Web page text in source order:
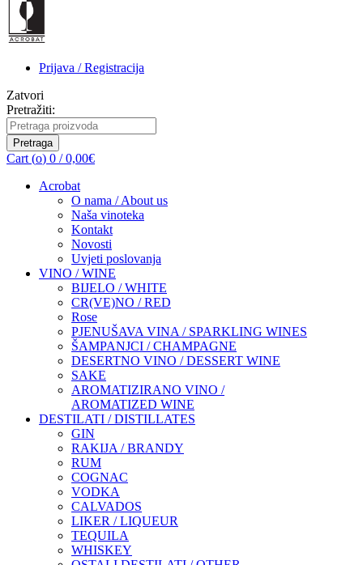
Prijava / Registracija
Zatvori
Pretražiti:
Pretraga
Cart (o) 0 / 0,00€
Acrobat
O nama / About us
Naša vinoteka
Kontakt
Novosti
Uvjeti poslovanja
VINO / WINE
BIJELO / WHITE
CR(VE)NO / RED
Rose
PJENUŠAVA VINA / SPARKLING WINES
ŠAMPANJCI / CHAMPAGNE
DESERTNO VINO / DESSERT WINE
SAKE
AROMATIZIRANO VINO /
AROMATIZED WINE
DESTILATI / DISTILLATES
GIN
RAKIJA / BRANDY
RUM
COGNAC
VODKA
CALVADOS
LIKER / LIQUEUR
TEQUILA
WHISKEY